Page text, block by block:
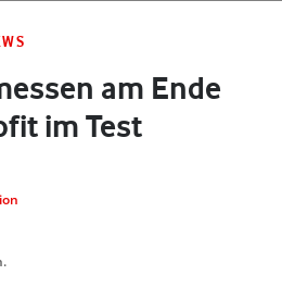
am Ende
im Test